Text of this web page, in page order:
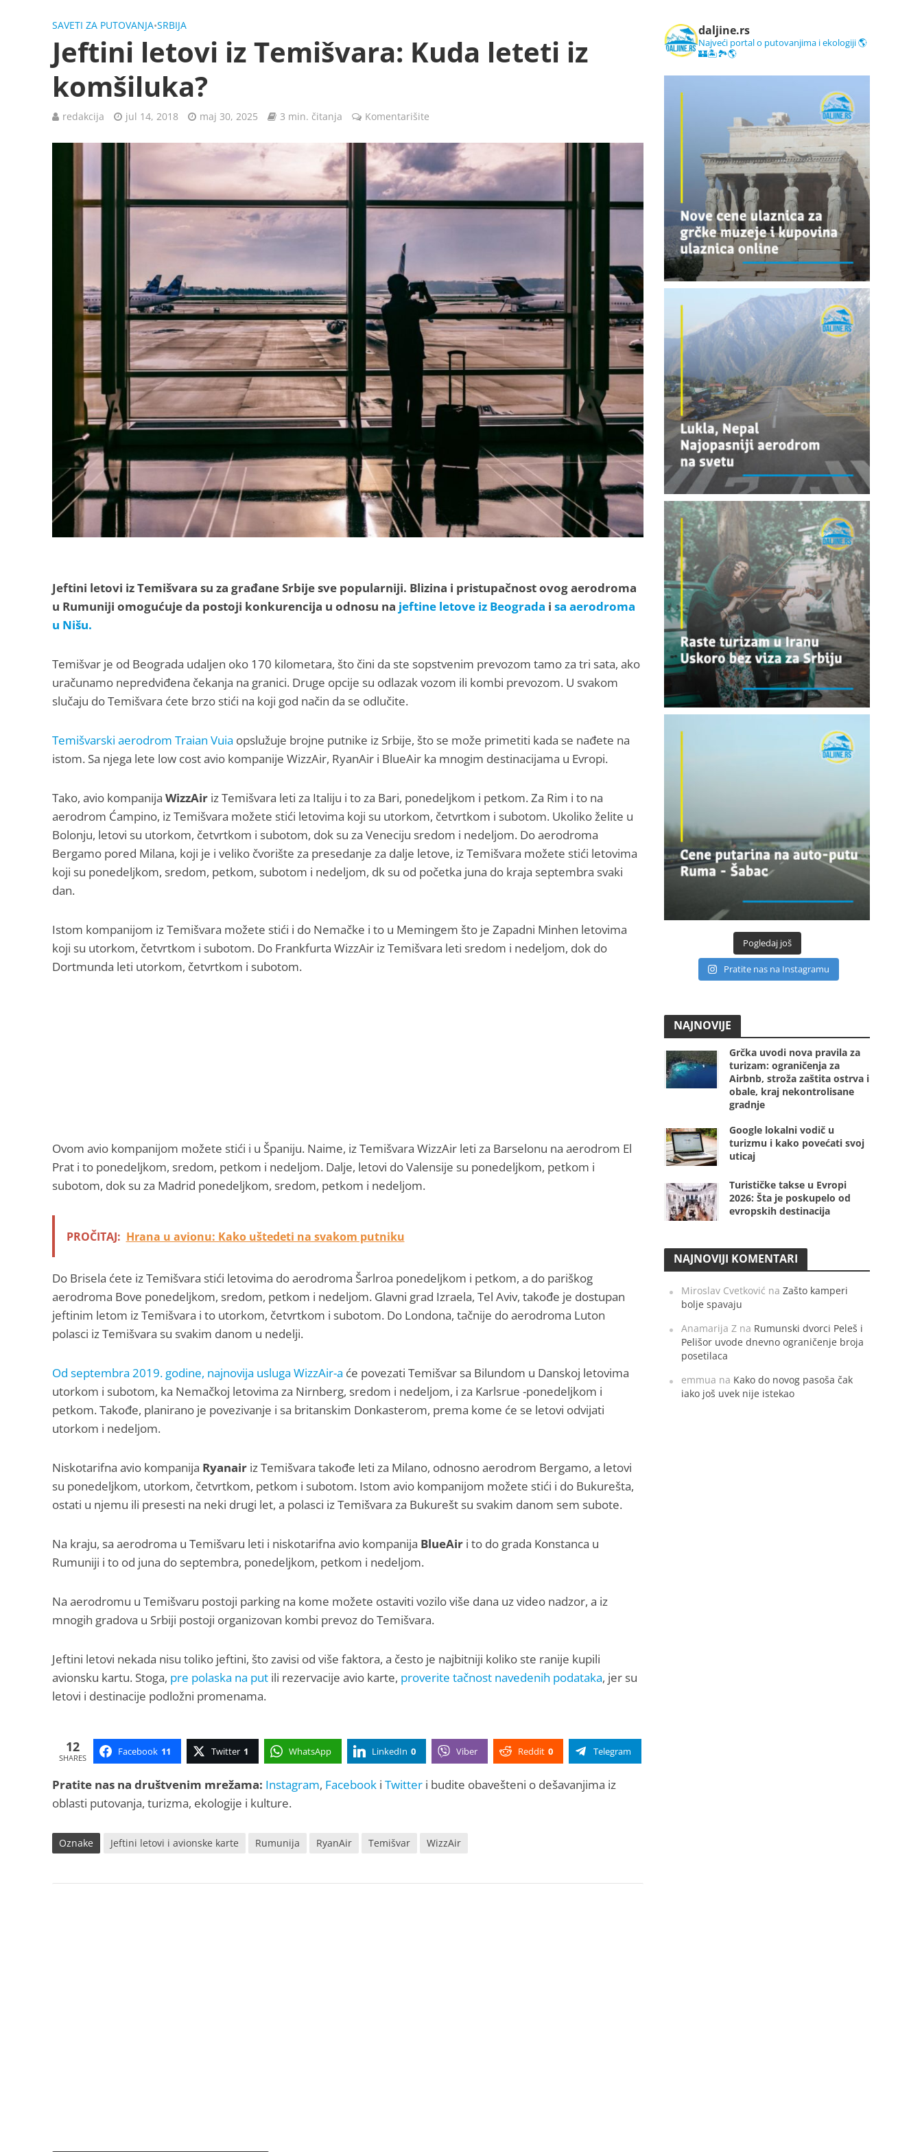
SAVETI ZA PUTOVANJA•SRBIJA
Jeftini letovi iz Temišvara: Kuda leteti iz
komšiluka?
redakcija jul 14, 2018 maj 30, 2025 3 min. čitanja Komentarišite
Jeftini letovi iz Temišvara su za građane Srbije sve popularniji. Blizina i pristupačnost ovog aerodroma
u Rumuniji omogućuje da postoji konkurencija u odnosu na jeftine letove iz Beograda i sa aerodroma
u Nišu.
Temišvar je od Beograda udaljen oko 170 kilometara, što čini da ste sopstvenim prevozom tamo za tri sata, ako
uračunamo nepredviđena čekanja na granici. Druge opcije su odlazak vozom ili kombi prevozom. U svakom
slučaju do Temišvara ćete brzo stići na koji god način da se odlučite.
Temišvarski aerodrom Traian Vuia opslužuje brojne putnike iz Srbije, što se može primetiti kada se nađete na
istom. Sa njega lete low cost avio kompanije WizzAir, RyanAir i BlueAir ka mnogim destinacijama u Evropi.
Tako, avio kompanija WizzAiriz Temišvara leti za Italiju i to za Bari, ponedeljkom i petkom. Za Rim i to na
aerodrom Ćampino, iz Temišvara možete stići letovima koji su utorkom, četvrtkom i subotom. Ukoliko želite u
Bolonju, letovi su utorkom, četvrtkom i subotom, dok su za Veneciju sredom i nedeljom. Do aerodroma
Bergamo pored Milana, koji je i veliko čvorište za presedanje za dalje letove, iz Temišvara možete stići letovima
koji su ponedeljkom, sredom, petkom, subotom i nedeljom, dk su od početka juna do kraja septembra svaki
dan.
Istom kompanijom iz Temišvara možete stići i do Nemačke i to u Memingem što je Zapadni Minhen letovima
koji su utorkom, četvrtkom i subotom. Do Frankfurta WizzAir iz Temišvara leti sredom i nedeljom, dok do
Dortmunda leti utorkom, četvrtkom i subotom.
Ovom avio kompanijom možete stići i u Španiju. Naime, iz Temišvara WizzAir leti za Barselonu na aerodrom El
Prat i to ponedeljkom, sredom, petkom i nedeljom. Dalje, letovi do Valensije su ponedeljkom, petkom i
subotom, dok su za Madrid ponedeljkom, sredom, petkom i nedeljom.
PROČITAJ: Hrana u avionu: Kako uštedeti na svakom putniku
Do Brisela ćete iz Temišvara stići letovima do aerodroma Šarlroa ponedeljkom i petkom, a do pariškog
aerodroma Bove ponedeljkom, sredom, petkom i nedeljom. Glavni grad Izraela, Tel Aviv, takođe je dostupan
jeftinim letom iz Temišvara i to utorkom, četvrtkom i subotom. Do Londona, tačnije do aerodroma Luton
polasci iz Temišvara su svakim danom u nedelji.
Od septembra 2019. godine, najnovija usluga WizzAir-a će povezati Temišvar sa Bilundom u Danskoj letovima
utorkom i subotom, ka Nemačkoj letovima za Nirnberg, sredom i nedeljom, i za Karlsrue -ponedeljkom i
petkom. Takođe, planirano je povezivanje i sa britanskim Donkasterom, prema kome će se letovi odvijati
utorkom i nedeljom.
Niskotarifna avio kompanija Ryanairiz Temišvara takođe leti za Milano, odnosno aerodrom Bergamo, a letovi
su ponedeljkom, utorkom, četvrtkom, petkom i subotom. Istom avio kompanijom možete stići i do Bukurešta,
ostati u njemu ili presesti na neki drugi let, a polasci iz Temišvara za Bukurešt su svakim danom sem subote.
Na kraju, sa aerodroma u Temišvaru leti i niskotarifna avio kompanija BlueAiri to do grada Konstanca u
Rumuniji i to od juna do septembra, ponedeljkom, petkom i nedeljom.
Na aerodromu u Temišvaru postoji parking na kome možete ostaviti vozilo više dana uz video nadzor, a iz
mnogih gradova u Srbiji postoji organizovan kombi prevoz do Temišvara.
Jeftini letovi nekada nisu toliko jeftini, što zavisi od više faktora, a često je najbitniji koliko ste ranije kupili
avionsku kartu. Stoga, pre polaska na putili rezervacije avio karte, proverite tačnost navedenih podataka, jer su
letovi i destinacije podložni promenama.
12
SHARES
Facebook 11 Twitter 1 WhatsApp LinkedIn 0 Viber Reddit 0 Telegram
Pratite nas na društvenim mrežama: Instagram, Facebooki Twitteri budite obavešteni o dešavanjima iz
oblasti putovanja, turizma, ekologije i kulture.
Oznake Jeftini letovi i avionske karte Rumunija RyanAir Temišvar WizzAir
daljine.rs
Najveći portal o putovanjima i ekologiji 🌎
🏰🏝️🏞️🌎
Pogledaj još
Pratite nas na Instagramu
NAJNOVIJE
Grčka uvodi nova pravila za
turizam: ograničenja za
Airbnb, stroža zaštita ostrva i
obale, kraj nekontrolisane
gradnje
Google lokalni vodič u
turizmu i kako povećati svoj
uticaj
Turističke takse u Evropi
2026: Šta je poskupelo od
evropskih destinacija
NAJNOVIJI KOMENTARI
Miroslav Cvetković naZašto kamperi
bolje spavaju
Anamarija Z na Rumunski dvorci Peleš i
Pelišor uvode dnevno ograničenje broja
posetilaca
emmua na Kako do novog pasoša čak
iako još uvek nije istekao